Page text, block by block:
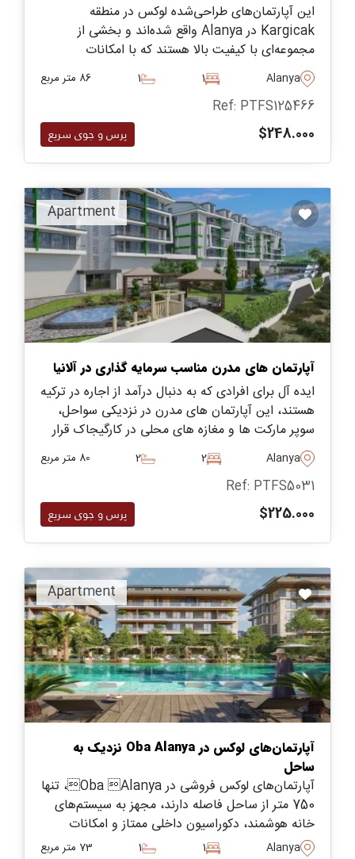
این آپارتمان‌های طراحی‌شده لوکس در منطقه
Kargicak در Alanya واقع شده‌اند و بخشی از
مجموعه‌ای با کیفیت بالا هستند که با امکانات
اجتماعی و فضاهایی برای استفاده روزانه ساکنان مجهز
شده‌اند.
Alanya
1
1 86 متر مربع
Ref: PTFS125466
$248.000 پرس و جوی سریع
Apartment
آپارتمان های مدرن مناسب سرمایه گذاری در آلانیا
ایده آل برای افرادی که به دنبال درآمد از اجاره در ترکیه
هستند، این آپارتمان های مدرن در نزدیکی سواحل،
سوپر مارکت ها و مغازه های محلی در کارگیجاک قرار
دارند و در انواع و اندازه های مختلفی برای انتخاب
وجود دارند.
Alanya
2
2 80 متر مربع
Ref: PTFS5031
$225.000 پرس و جوی سریع
Apartment
آپارتمان‌های لوکس در Oba Alanya نزدیک به
ساحل
آپارتمان‌های لوکس فروشی در Oba Alanya، تنها
750 متر از ساحل فاصله دارند، مجهز به سیستم‌های
خانه هوشمند، دکوراسیون داخلی ممتاز و امکانات
اجتماعی گسترده در یک مجتمع مسکونی مناسب برای
Alanya
1
1 73 متر مربع